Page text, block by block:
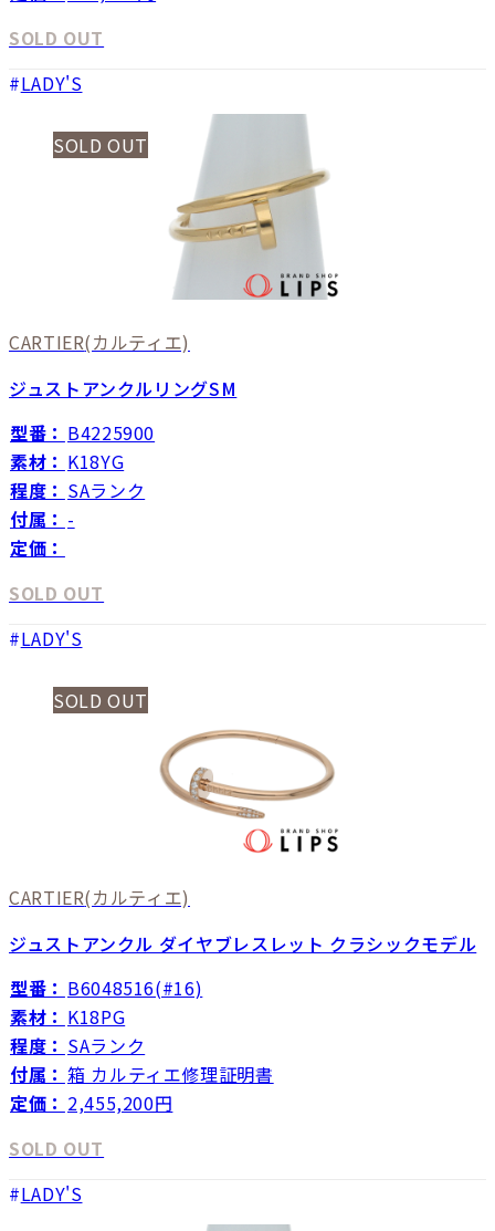
SOLD OUT
LADY'S
SOLD OUT
CARTIER(カルティエ)
ジュストアンクルリングSM
型番： B4225900
素材： K18YG
程度： SAランク
付属： -
定価：
SOLD OUT
LADY'S
SOLD OUT
CARTIER(カルティエ)
ジュストアンクル ダイヤブレスレット クラシックモデル
型番： B6048516(#16)
素材： K18PG
程度： SAランク
付属： 箱 カルティエ修理証明書
定価： 2,455,200円
SOLD OUT
LADY'S